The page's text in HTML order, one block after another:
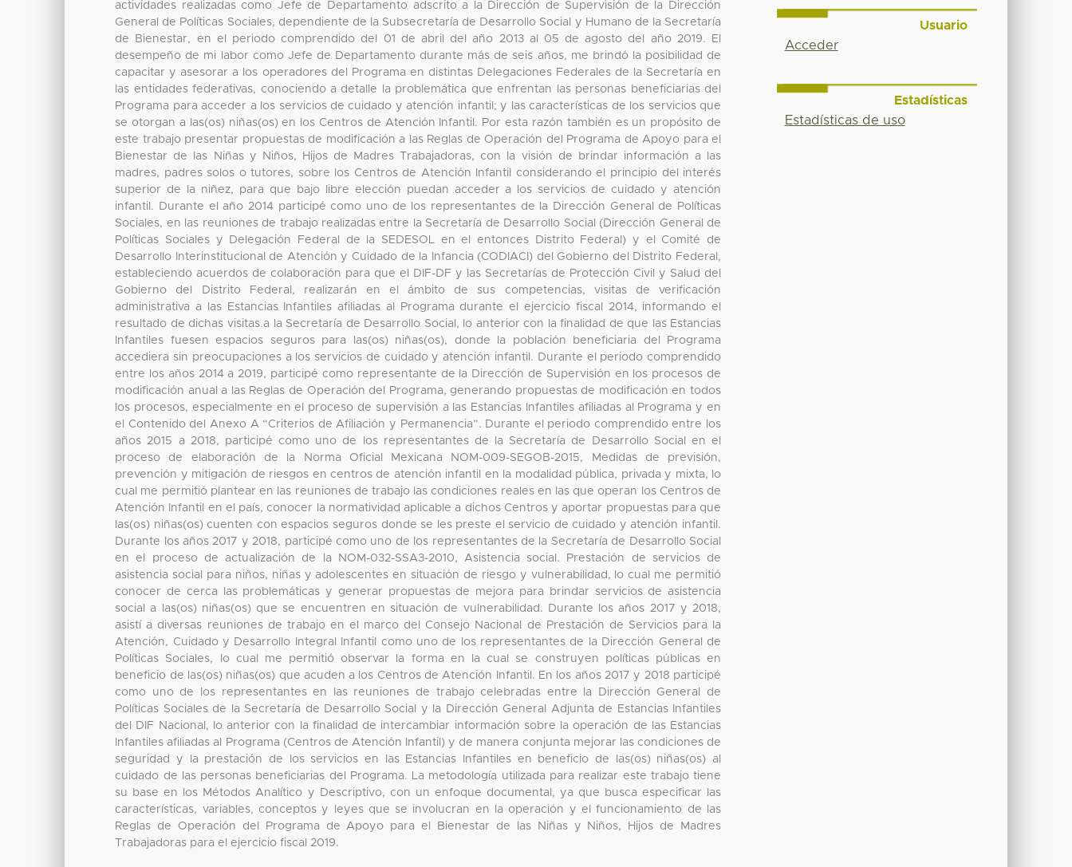
actividades realizadas como Jefe de Departamento adscrito a la Dirección de Supervisión de la Dirección
General de Políticas Sociales, dependiente de la Subsecretaría de Desarrollo Social y Humano de la Secretaría
de Bienestar, en el periodo comprendido del 01 de abril del año 2013 al 05 de agosto del año 2019. El
desempeño de mi labor como Jefe de Departamento durante más de seis años, me brindó la posibilidad de
capacitar y asesorar a los operadores del Programa en distintas Delegaciones Federales de la Secretaría en
las entidades federativas, conociendo a detalle la problemática que enfrentan las personas beneficiarias del
Programa para acceder a los servicios de cuidado y atención infantil; y las características de los servicios que
se otorgan a las(os) niñas(os) en los Centros de Atención Infantil. Por esta razón también es un propósito de
este trabajo presentar propuestas de modificación a las Reglas de Operación del Programa de Apoyo para el
Bienestar de las Niñas y Niños, Hijos de Madres Trabajadoras, con la visión de brindar información a las
madres, padres solos o tutores, sobre los Centros de Atención Infantil considerando el principio del interés
superior de la niñez, para que bajo libre elección puedan acceder a los servicios de cuidado y atención
infantil. Durante el año 2014 participé como uno de los representantes de la Dirección General de Políticas
Sociales, en las reuniones de trabajo realizadas entre la Secretaría de Desarrollo Social (Dirección General de
Políticas Sociales y Delegación Federal de la SEDESOL en el entonces Distrito Federal) y el Comité de
Desarrollo Interinstitucional de Atención y Cuidado de la Infancia (CODIACI) del Gobierno del Distrito Federal,
estableciendo acuerdos de colaboración para que el DIF-DF y las Secretarías de Protección Civil y Salud del
Gobierno del Distrito Federal, realizarán en el ámbito de sus competencias, visitas de verificación
administrativa a las Estancias Infantiles afiliadas al Programa durante el ejercicio fiscal 2014, informando el
resultado de dichas visitas a la Secretaría de Desarrollo Social, lo anterior con la finalidad de que las Estancias
Infantiles fuesen espacios seguros para las(os) niñas(os), donde la población beneficiaria del Programa
accediera sin preocupaciones a los servicios de cuidado y atención infantil. Durante el periodo comprendido
entre los años 2014 a 2019, participé como representante de la Dirección de Supervisión en los procesos de
modificación anual a las Reglas de Operación del Programa, generando propuestas de modificación en todos
los procesos, especialmente en el proceso de supervisión a las Estancias Infantiles afiliadas al Programa y en
el Contenido del Anexo A “Criterios de Afiliación y Permanencia”. Durante el periodo comprendido entre los
años 2015 a 2018, participé como uno de los representantes de la Secretaría de Desarrollo Social en el
proceso de elaboración de la Norma Oficial Mexicana NOM-009-SEGOB-2015, Medidas de previsión,
prevención y mitigación de riesgos en centros de atención infantil en la modalidad pública, privada y mixta, lo
cual me permitió plantear en las reuniones de trabajo las condiciones reales en las que operan los Centros de
Atención Infantil en el país, conocer la normatividad aplicable a dichos Centros y aportar propuestas para que
las(os) niñas(os) cuenten con espacios seguros donde se les preste el servicio de cuidado y atención infantil.
Durante los años 2017 y 2018, participé como uno de los representantes de la Secretaría de Desarrollo Social
en el proceso de actualización de la NOM-032-SSA3-2010, Asistencia social. Prestación de servicios de
asistencia social para niños, niñas y adolescentes en situación de riesgo y vulnerabilidad, lo cual me permitió
conocer de cerca las problemáticas y generar propuestas de mejora para brindar servicios de asistencia
social a las(os) niñas(os) que se encuentren en situación de vulnerabilidad. Durante los años 2017 y 2018,
asistí a diversas reuniones de trabajo en el marco del Consejo Nacional de Prestación de Servicios para la
Atención, Cuidado y Desarrollo Integral Infantil como uno de los representantes de la Dirección General de
Políticas Sociales, lo cual me permitió observar la forma en la cual se construyen políticas públicas en
beneficio de las(os) niñas(os) que acuden a los Centros de Atención Infantil. En los años 2017 y 2018 participé
como uno de los representantes en las reuniones de trabajo celebradas entre la Dirección General de
Políticas Sociales de la Secretaría de Desarrollo Social y la Dirección General Adjunta de Estancias Infantiles
del DIF Nacional, lo anterior con la finalidad de intercambiar información sobre la operación de las Estancias
Infantiles afiliadas al Programa (Centros de Atención Infantil) y de manera conjunta mejorar las condiciones de
seguridad y la prestación de los servicios en las Estancias Infantiles en beneficio de las(os) niñas(os) al
cuidado de las personas beneficiarias del Programa. La metodología utilizada para realizar este trabajo tiene
su base en los Métodos Analítico y Descriptivo, con un enfoque documental, ya que busca especificar las
características, variables, conceptos y leyes que se involucran en la operación y el funcionamiento de las
Reglas de Operación del Programa de Apoyo para el Bienestar de las Niñas y Niños, Hijos de Madres
Trabajadoras para el ejercicio fiscal 2019.
Usuario
Acceder
Estadísticas
Estadísticas de uso